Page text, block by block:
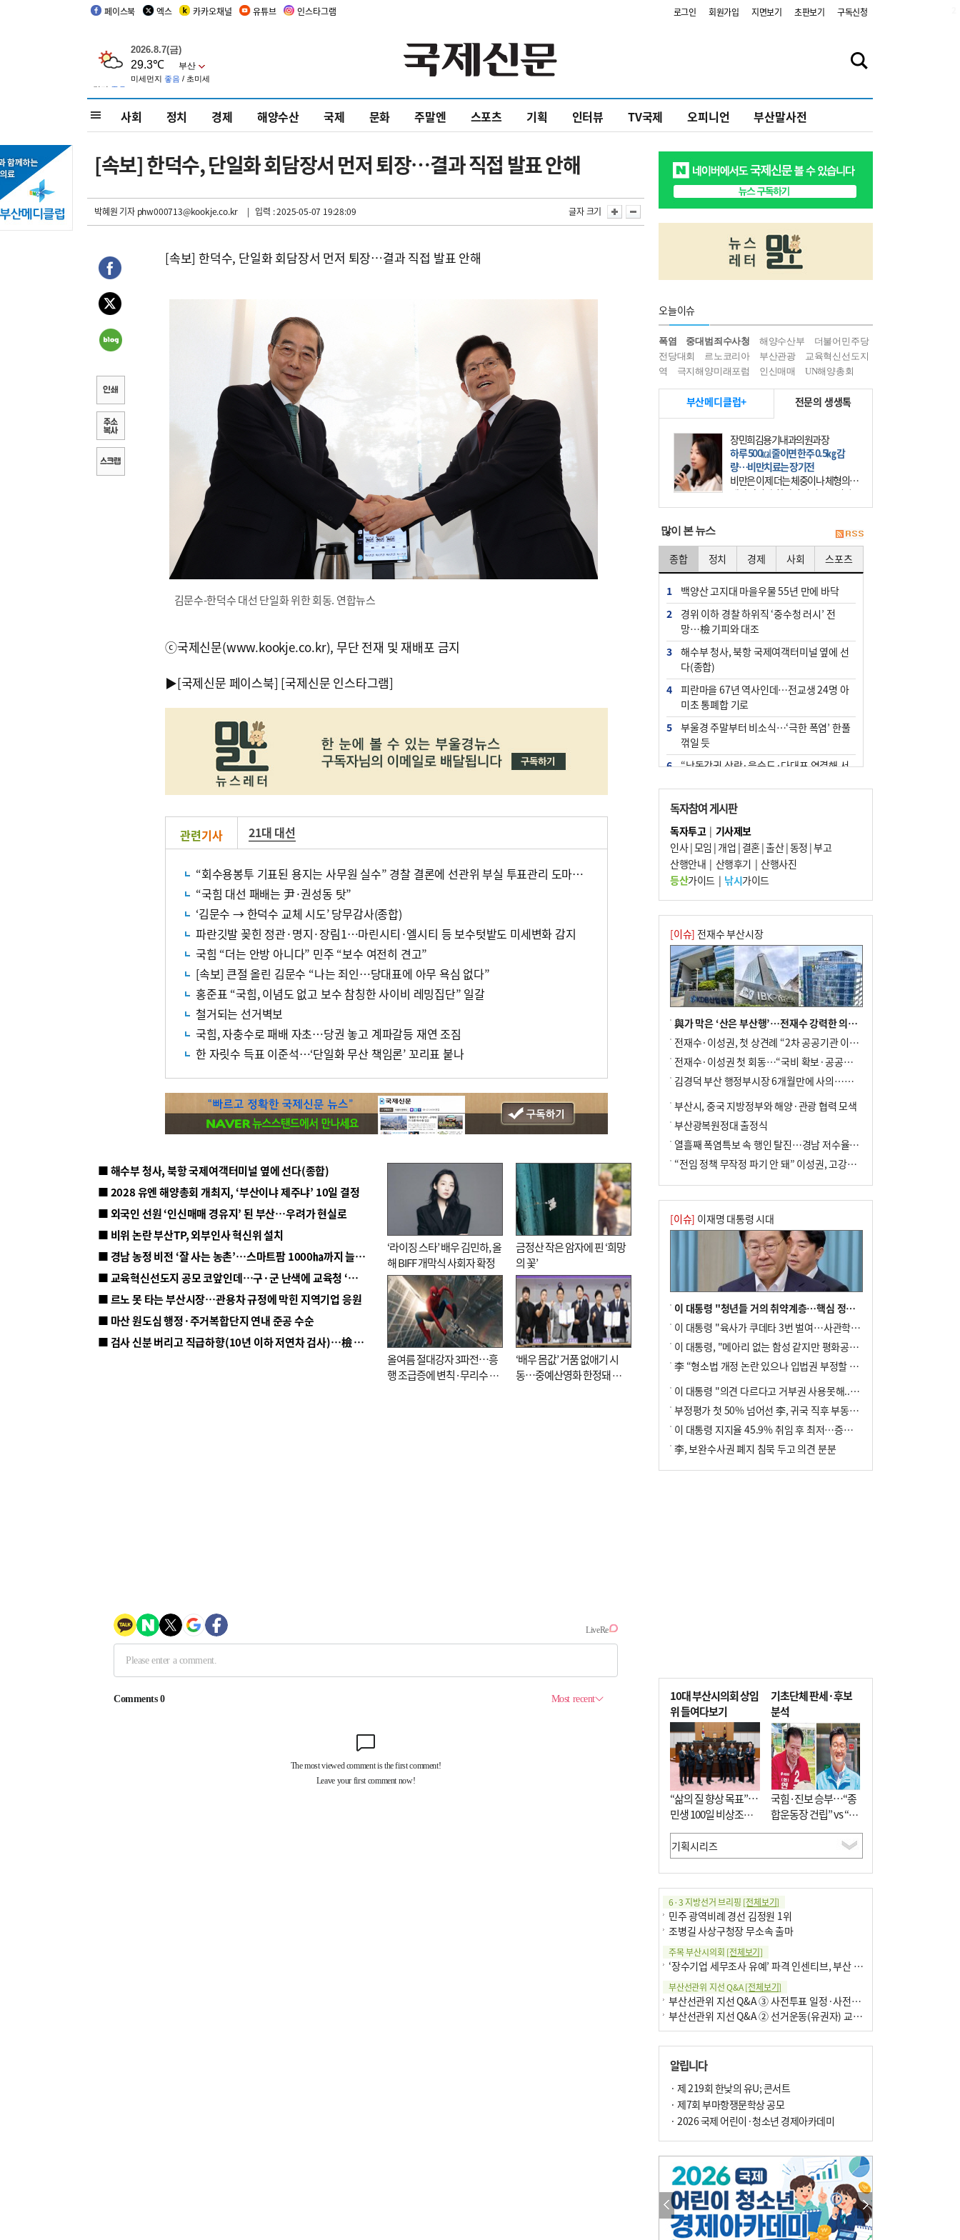
페이스북 엑스 카카오채널 유튜브 인스타그램 로그인 회원가입 지면보기 초판보기 구독신청
사회 정치 경제 해양수산 국제 문화 주말엔 스포츠 기획 인터뷰 TV국제 오피니언 부산말사전
[속보] 한덕수, 단일화 회담장서 먼저 퇴장…결과 직접 발표 안해
박혜원 기자phw000713@kookje.co.kr | 입력 : 2025-05-07 19:28:09 글자 크기
[속보] 한덕수, 단일화 회담장서 먼저 퇴장…결과 직접 발표 안해
김문수-한덕수 대선 단일화 위한 회동. 연합뉴스
ⓒ국제신문(www.kookje.co.kr), 무단 전재 및 재배포 금지
▶[국제신문 페이스북] [국제신문 인스타그램]
관련기사 21대 대선
“회수용봉투 기표된 용지는 사무원 실수” 경찰 결론에 선관위 부실 투표관리 도마(종합)
“국힘 대선 패배는 尹·권성동 탓”
‘김문수 → 한덕수 교체 시도’ 당무감사(종합)
파란깃발 꽂힌 정관·명지·장림1…마린시티·엘시티 등 보수텃밭도 미세변화 감지
국힘 “더는 안방 아니다” 민주 “보수 여전히 견고”
[속보] 큰절 올린 김문수 “나는 죄인…당대표에 아무 욕심 없다”
홍준표 “국힘, 이념도 없고 보수 참칭한 사이비 레밍집단” 일갈
철거되는 선거벽보
국힘, 자충수로 패배 자초…당권 놓고 계파갈등 재연 조짐
한 자릿수 득표 이준석…‘단일화 무산 책임론’ 꼬리표 붙나
■ 해수부 청사, 북항 국제여객터미널 옆에 선다(종합)
■ 2028 유엔 해양총회 개최지, ‘부산이냐 제주냐’ 10일 결정
■ 외국인 선원 ‘인신매매 경유지’ 된 부산…우려가 현실로
■ 비위 논란 부산TP, 외부인사 혁신위 설치
■ 경남 농정 비전 ‘잘 사는 농촌’…스마트팜 1000㏊까지 늘린다
■ 교육혁신선도지 공모 코앞인데…구·군 난색에 교육청 ‘쩔쩔’
■ 르노 못 타는 부산시장…관용차 규정에 막힌 지역기업 응원
■ 마산 원도심 행정·주거복합단지 연내 준공 수순
■ 검사 신분 버리고 직급하향(10년 이하 저연차 검사)…檢 중수청행 기피
‘라이징 스타’ 배우 김민하, 올
해 BIFF 개막식 사회자 확정
금정산 작은 암자에 핀 ‘희망
의 꽃’
올여름 절대강자 3파전…흥
행 조급증에 변칙·무리수 마
‘배우 몸값’ 거품 없애기 시
동…중예산영화 한정돼 실
오늘이슈
폭염 중대범죄수사청 해양수산부
더불어민주당
전당대회
르노코리아 부산관광
교육혁신선도지
역
극지해양미래포럼 인신매매 UN해양총회
부산메디클럽+ 전문의 생생톡
장민희김용기내과의원과장
하루 500㎉ 줄이면 한주 0.5㎏ 감
량…비만치료는 장기전
비만은 이제 더는 체중이나 체형의 문
제가 아니다. 하나의 질병으로 인지
하고 치료와 관리를 해야 한다. 세계
많이 본 뉴스
종합 정치 경제 사회 스포츠
1
백양산 고지대 마을우물 55년 만에 바닥
2
경위 이하 경찰 하위직 ‘중수청 러시’ 전
망…檢 기피와 대조
3
해수부 청사, 북항 국제여객터미널 옆에 선
다(종합)
4
피란마을 67년 역사인데…전교생 24명 아
미초 통폐합 기로
5
부울경 주말부터 비소식…‘극한 폭염’ 한풀
꺾일 듯
6
“낙동강권 삼락·을숙도·다대포 연결해 서
7
오늘의 날씨- 2026년 8월 7일
8
외국인 선원 ‘인신매매 경유지’ 된 부산…
우려가 현실로
9
[사설] 해수부 신청사 북항으로 확정, 해양
수도 도약의 전환점
10 르노 못 타는 부산시장…관용차 규정에 막
힌 지역기업 응원
독자참여 게시판
독자투고| 기사제보
인사|모임 | 개업 | 결혼|출산|동정 |부고
산행안내 | 산행후기 | 산행사진
등산가이드| 낚시가이드
[이슈] 전재수 부산시장
與가 막은 ‘산은 부산행’…전재수 강력한 의지 표명 없인 공염불
전재수·이성권, 첫 상견례 “2차 공공기관 이전 초당 협력”(종합)
전재수·이성권 첫 회동…“국비 확보·공공기관 이전 협력”
김경덕 부산 행정부시장 6개월만에 사의…후임 인선 촉각
부산시, 중국 지방정부와 해양·관광 협력 모색
부산광복원정대 출정식
열흘째 폭염특보 속 행인 탈진…경남 저수율 평년의 절반
“전임 정책 무작정 파기 안 돼” 이성권, 고강도 ‘전재수 견제’ 예고
[이슈] 이재명 대통령 시대
이 대통령 "청년들 거의 취약계층…핵심 정책 재편""
이 대통령 "육사가 쿠데타 3번 벌여…사관학교 통합 신속히 추진"
이 대통령, "메아리 없는 함성 같지만 평화공존책 계속해야"
李 “형소법 개정 논란 있으나 입법권 부정할 만큼은 아냐”(종합)
이 대통령 "의견 다르다고 거부권 사용못해.. 입법권 부정할 상황이라 보기 어려워"
부정평가 첫 50% 넘어선 李, 귀국 직후 부동산·증시 점검(종합)
이 대통령 지지율 45.9% 취임 후 최저…증시 폭락·연임 개헌 논란 영향
李, 보완수사권 폐지 침묵 두고 의견 분분
10대 부산시의회 상임
위 들여다보기
“삶의 질 향상 목표”…
민생 100일 비상조치
면밀 심사
기초단체 판세·후보
분석
국힘·진보 승부…“종
합운동장 건립” vs “출
근 공공버스 도입”
6·3 지방선거 브리핑 [전체보기]
민주 광역비례 경선 김정원 1위
조병길 사상구청장 무소속 출마
주목 부산시의회 [전체보기]
‘장수기업 세무조사 유예’ 파격 인센티브, 부산 유출 막을까
부산선관위 지선 Q&A[전체보기]
부산선관위 지선 Q&A ③ 사전투표 일정·사전투표함 보관
부산선관위 지선 Q&A ② 선거운동(유권자) 교육감투표용지
알립니다
· 제 219회 한낮의 유U; 콘서트
· 제7회 부마항쟁문학상 공모
· 2026 국제 어린이·청소년 경제아카데미